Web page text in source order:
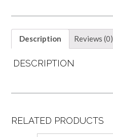
Description Reviews (0)
DESCRIPTION
RELATED PRODUCTS